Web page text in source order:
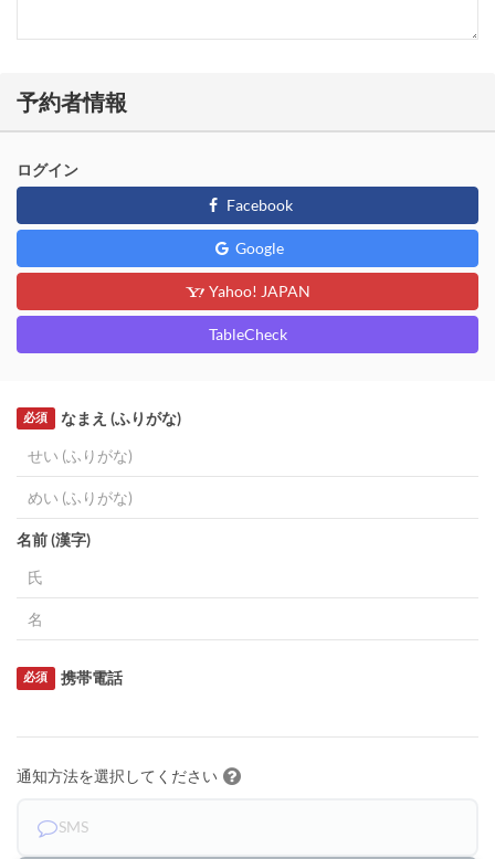
予約者情報
ログイン
Facebook
Google
Yahoo! JAPAN
TableCheck
なまえ (ふりがな)
必須
名前 (漢字)
携帯電話
必須
通知方法を選択してください
SMS